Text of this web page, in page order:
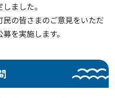
ました。
の皆さまのご意見をいただ
を実施します。